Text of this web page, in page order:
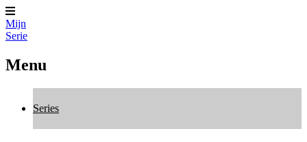
Mijn
Serie
Menu
Series